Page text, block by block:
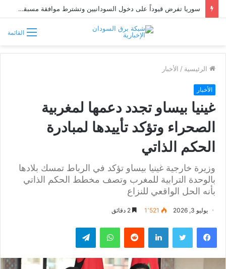
سوريا تفرض قيوداً على دخول السودانيين وتشترط موافقة مسبقة أو دعوة رسمية
القائمة
الرئيسية / الأخبار
الأخبار
غينيا بيساو تجدد دعمها لمغربية
الصحراء وتؤكد تأييدها لمبادرة
الحكم الذاتي
وزيرة خارجية غينيا بيساو تؤكد في الرباط تمسك بلادها
بالوحدة الترابية للمغرب وتصف مخطط الحكم الذاتي
بأنه الحل الواقعي للنزاع
يوليو 3, 2026 1٬521
فيسبوك تويتر لينكدإن واتساب تيلقرام